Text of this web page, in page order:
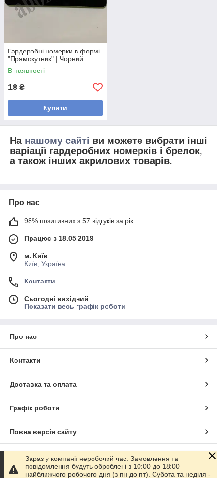
Гардеробні номерки в формі
"Прямокутник" | Чорний
В наявності
18 ₴
Купити
На нашому сайті ви можете вибрати інші
варіації гардеробних номерків і брелок,
а також інших акрилових товарів.
Про нас
98% позитивних з 57 відгуків за рік
Працює з 18.05.2019
м. Київ
Київ, Україна
Контакти
Сьогодні вихідний
Показати весь графік роботи
Про нас
Контакти
Доставка та оплата
Графік роботи
Повна версія сайту
Сайт створено на маркетплейсі Prom.ua
Зараз у компанії неробочий час. Замовлення та
повідомлення будуть оброблені з 10:00 до 18:00
найближчого робочого дня (з пн до пт). Субота та неділя -